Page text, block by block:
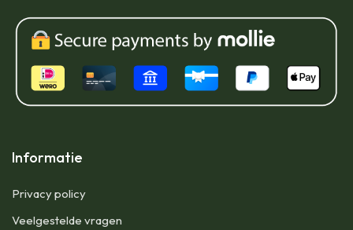
Informatie
Privacy policy
Veelgestelde vragen